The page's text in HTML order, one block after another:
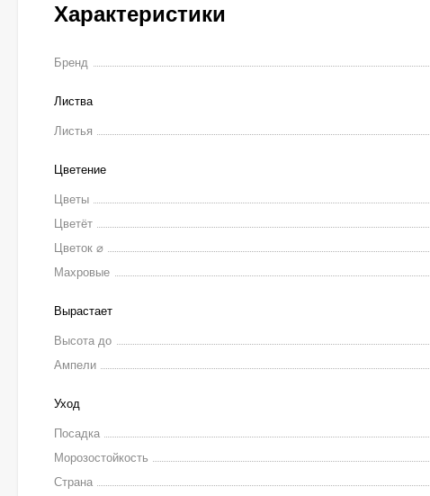
Характеристики
Бренд
Листва
Листья
Цветение
Цветы
Цветёт
Цветок ⌀
Махровые
Вырастает
Высота до
Ампели
Уход
Посадка
Морозостойкость
Страна